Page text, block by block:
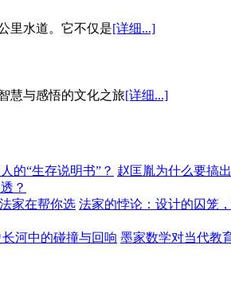
里水道。它不仅是[详细...]
慧与感悟的文化之旅[详细...]
的“生存说明书”？ 赵匡胤为什么要搞
？
家在帮你选 法家的悖论：设计的囚笼
河中的碰撞与回响 墨家数学对当代教